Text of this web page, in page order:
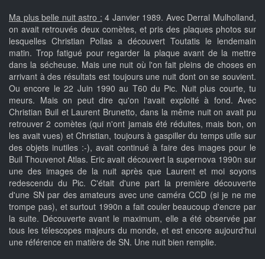
Ma plus belle nuit astro : 4 Janvier 1989. Avec Derral Mulholland,
on avait retrouvés deux comètes, et pris des plaques photos sur
lesquelles Christian Pollas a découvert Toutatis le lendemain
matin. Trop fatigué pour regarder la plaque avant de la mettre
dans la sécheuse. Mais une nuit où l'on fait pleins de choses en
arrivant à des résultats est toujours une nuit dont on se souvient.
Ou encore le 22 Juin 1990 au T60 du Pic. Nuit plus courte, tu
meurs. Mais on peut dire qu'on l'avait exploité à fond. Avec
Christian Buil et Laurent Brunetto, dans la même nuit on avait pu
retrouver 2 comètes (qui n'ont jamais été réduites, mais bon, on
les avait vues) et Christian, toujours à gaspiller du temps utile sur
des objets inutiles :-), avait continué à faire des images pour le
Buil Thouvenot Atlas. Eric avait découvert la supernova 1990n sur
une des images de la nuit après que Laurent et moi soyons
redescendu du Pic. C'était d'une part la première découverte
d'une SN par des amateurs avec une caméra CCD (si je ne me
trompe pas), et surtout 1990n a fait couler beaucoup d'encre par
la suite. Découverte avant le maximum, elle a été observée par
tous les télescopes majeurs du monde, et est encore aujourd'hui
une référence en matière de SN. Une nuit bien remplie.